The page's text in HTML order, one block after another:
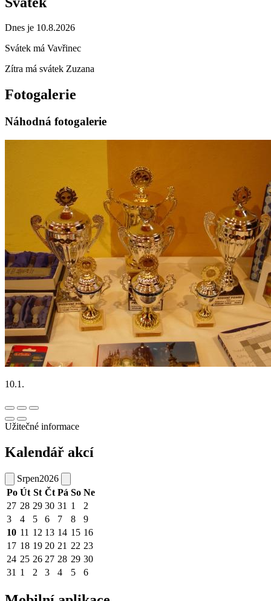
Dnes je 10.8.2026
Svátek má Vavřinec
Zítra má svátek Zuzana
Fotogalerie
Náhodná fotogalerie
10.1.
Užitečné informace
Kalendář akcí
Srpen2026
Po Út St Čt Pá So Ne
27 28 29 30 31 1
2
3
4 5 6 7 8
9
10 11 12 13 14 15 16
17 18 19 20 21 22 23
24 25 26 27 28 29 30
31 1 2 3 4 5 6